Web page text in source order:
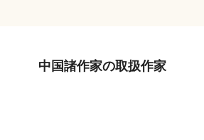
中国諸作家の取扱作家